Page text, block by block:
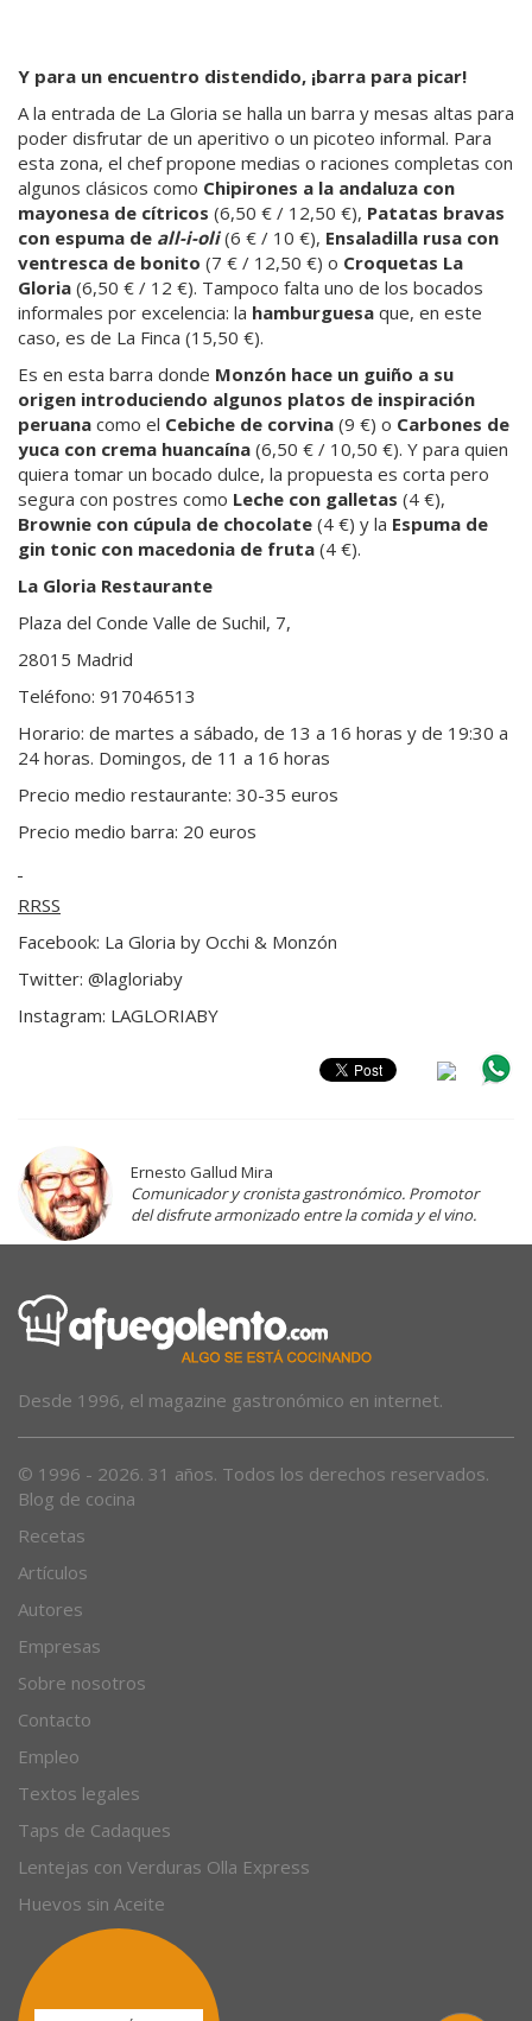
Y para un encuentro distendido, ¡barra para picar!
A la entrada de La Gloria se halla un barra y mesas altas para
poder disfrutar de un aperitivo o un picoteo informal. Para
esta zona, el chef propone medias o raciones completas con
algunos clásicos como Chipirones a la andaluza con
mayonesa de cítricos (6,50 € / 12,50 €), Patatas bravas
con espuma de all-i-oli(6 € / 10 €), Ensaladilla rusa con
ventresca de bonito (7 € / 12,50 €) o Croquetas La
Gloria (6,50 € / 12 €). Tampoco falta uno de los bocados
informales por excelencia: la hamburguesa que, en este
caso, es de La Finca (15,50 €).
Es en esta barra donde Monzón hace un guiño a su
origen introduciendo algunos platos de inspiración
peruana como el Cebiche de corvina (9 €) o Carbones de
yuca con crema huancaína (6,50 € / 10,50 €). Y para quien
quiera tomar un bocado dulce, la propuesta es corta pero
segura con postres como Leche con galletas (4 €),
Brownie con cúpula de chocolate (4 €) y la Espuma de
gin tonic con macedonia de fruta (4 €).
La Gloria Restaurante
Plaza del Conde Valle de Suchil, 7,
28015 Madrid
Teléfono: 917046513
Horario: de martes a sábado, de 13 a 16 horas y de 19:30 a
24 horas. Domingos, de 11 a 16 horas
Precio medio restaurante: 30-35 euros
Precio medio barra: 20 euros
RRSS
Facebook: La Gloria by Occhi & Monzón
Twitter: @lagloriaby
Instagram: LAGLORIABY
Ernesto Gallud Mira
Comunicador y cronista gastronómico. Promotor
del disfrute armonizado entre la comida y el vino.
Desde 1996, el magazine gastronómico en internet.
© 1996 - 2026. 31 años. Todos los derechos reservados.
Blog de cocina
Recetas
Artículos
Autores
Empresas
Sobre nosotros
Contacto
Empleo
Textos legales
Taps de Cadaques
Lentejas con Verduras Olla Express
Huevos sin Aceite